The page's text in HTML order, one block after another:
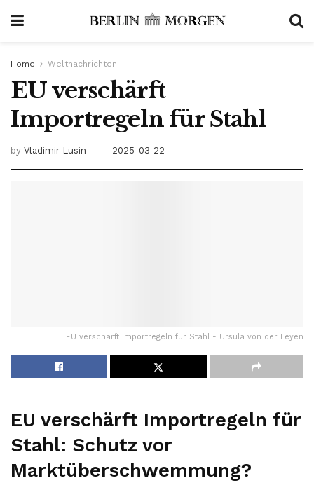
Home Weltnachrichten
EU verschärft
Importregeln für Stahl
by Vladimir Lusin 2025-03-22
EU verschärft Importregeln für Stahl - Ursula von der Leyen
EU verschärft Importregeln für
Stahl: Schutz vor
Marktüberschwemmung?